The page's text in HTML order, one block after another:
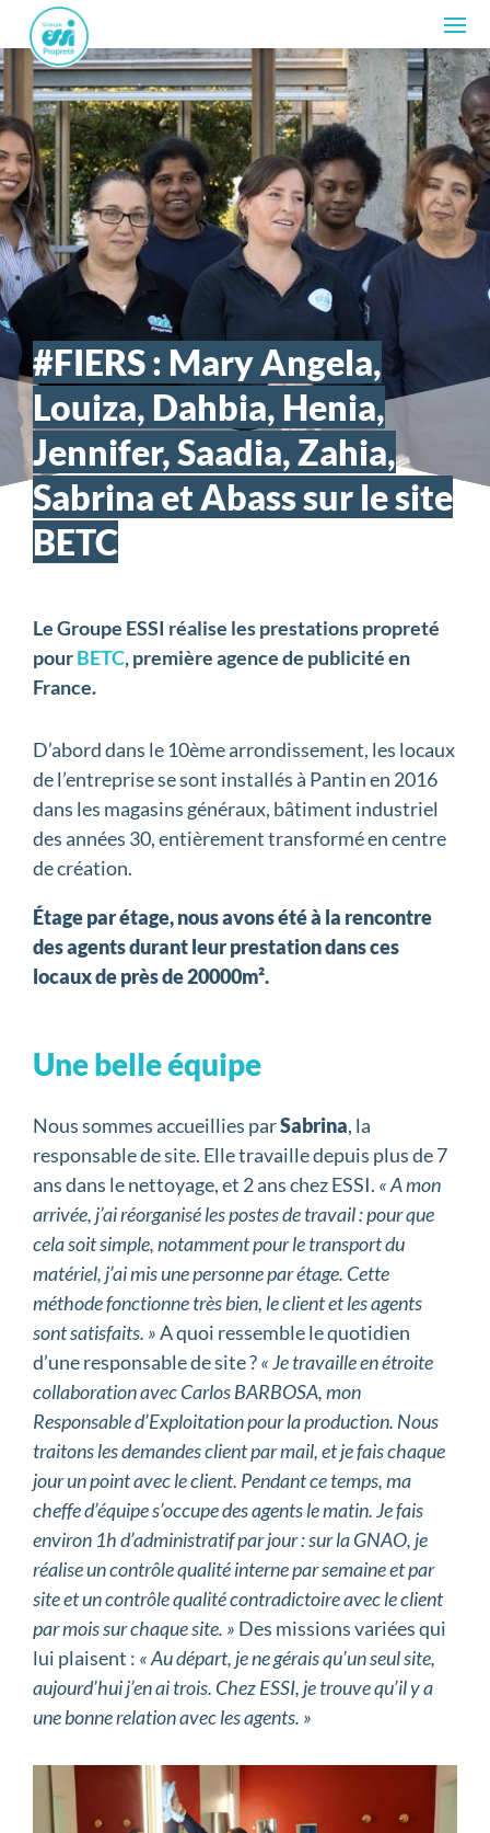
#FIERS : Mary Angela,
Louiza, Dahbia, Henia,
Jennifer, Saadia, Zahia,
Sabrina et Abass sur le site
BETC
Le Groupe ESSI réalise les prestations propreté
pourBETC, première agence de publicité en
France.
D’abord dans le 10ème arrondissement, les locaux
de l’entreprise se sont installés à Pantin en 2016
dans les magasins généraux, bâtiment industriel
des années 30, entièrement transformé en centre
de création.
Étage par étage, nous avons été à la rencontre
des agents durant leur prestation dans ces
locaux de près de 20000m².
Une belle équipe
Nous sommes accueillies parSabrina, la
responsable de site. Elle travaille depuis plus de 7
ans dans le nettoyage, et 2 ans chez ESSI. « A mon
arrivée, j’ai réorganisé les postes de travail : pour que
cela soit simple, notamment pour le transport du
matériel, j’ai mis une personne par étage. Cette
méthode fonctionne très bien, le client et les agents
sont satisfaits. »A quoi ressemble le quotidien
d’une responsable de site ?« Je travaille en étroite
collaboration avec Carlos BARBOSA, mon
Responsable d’Exploitation pour la production. Nous
traitons les demandes client par mail, et je fais chaque
jour un point avec le client. Pendant ce temps, ma
cheffe d’équipe s’occupe des agents le matin. Je fais
environ 1h d’administratif par jour : sur la GNAO, je
réalise un contrôle qualité interne par semaine et par
site et un contrôle qualité contradictoire avec le client
par mois sur chaque site. » Des missions variées qui
lui plaisent : « Au départ, je ne gérais qu’un seul site,
aujourd’hui j’en ai trois. Chez ESSI, je trouve qu’il y a
une bonne relation avec les agents. »